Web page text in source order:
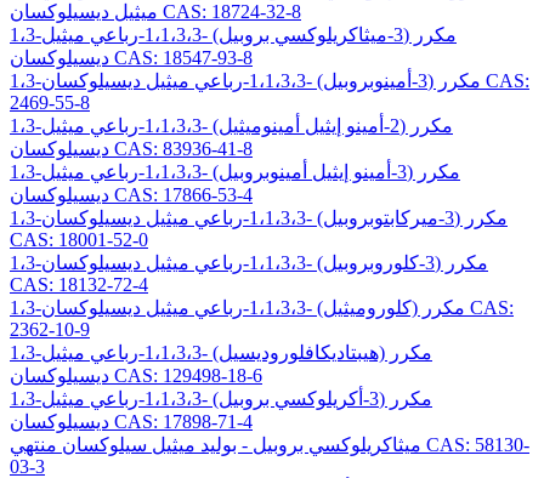
ميثيل ديسيلوكسان CAS: 18724-32-8
1،3-مكرر (3-ميثاكريلوكسي بروبيل) -1،1،3،3-رباعي ميثيل
ديسيلوكسان CAS: 18547-93-8
1،3-مكرر (3-أمينوبروبيل) -1،1،3،3-رباعي ميثيل ديسيلوكسان CAS:
2469-55-8
1،3-مكرر (2-أمينو إيثيل أمينوميثيل) -1،1،3،3-رباعي ميثيل
ديسيلوكسان CAS: 83936-41-8
1،3-مكرر (3-أمينو إيثيل أمينوبروبيل) -1،1،3،3-رباعي ميثيل
ديسيلوكسان CAS: 17866-53-4
1،3-مكرر (3-ميركابتوبروبيل) -1،1،3،3-رباعي ميثيل ديسيلوكسان
CAS: 18001-52-0
1،3-مكرر (3-كلوروبروبيل) -1،1،3،3-رباعي ميثيل ديسيلوكسان
CAS: 18132-72-4
1،3-مكرر (كلوروميثيل) -1،1،3،3-رباعي ميثيل ديسيلوكسان CAS:
2362-10-9
1،3-مكرر (هيبتاديكافلوروديسيل) -1،1،3،3-رباعي ميثيل
ديسيلوكسان CAS: 129498-18-6
1،3-مكرر (3-أكريلوكسي بروبيل) -1،1،3،3-رباعي ميثيل
ديسيلوكسان CAS: 17898-71-4
ميثاكريلوكسي بروبيل - بوليد ميثيل سيلوكسان منتهي CAS: 58130-
03-3